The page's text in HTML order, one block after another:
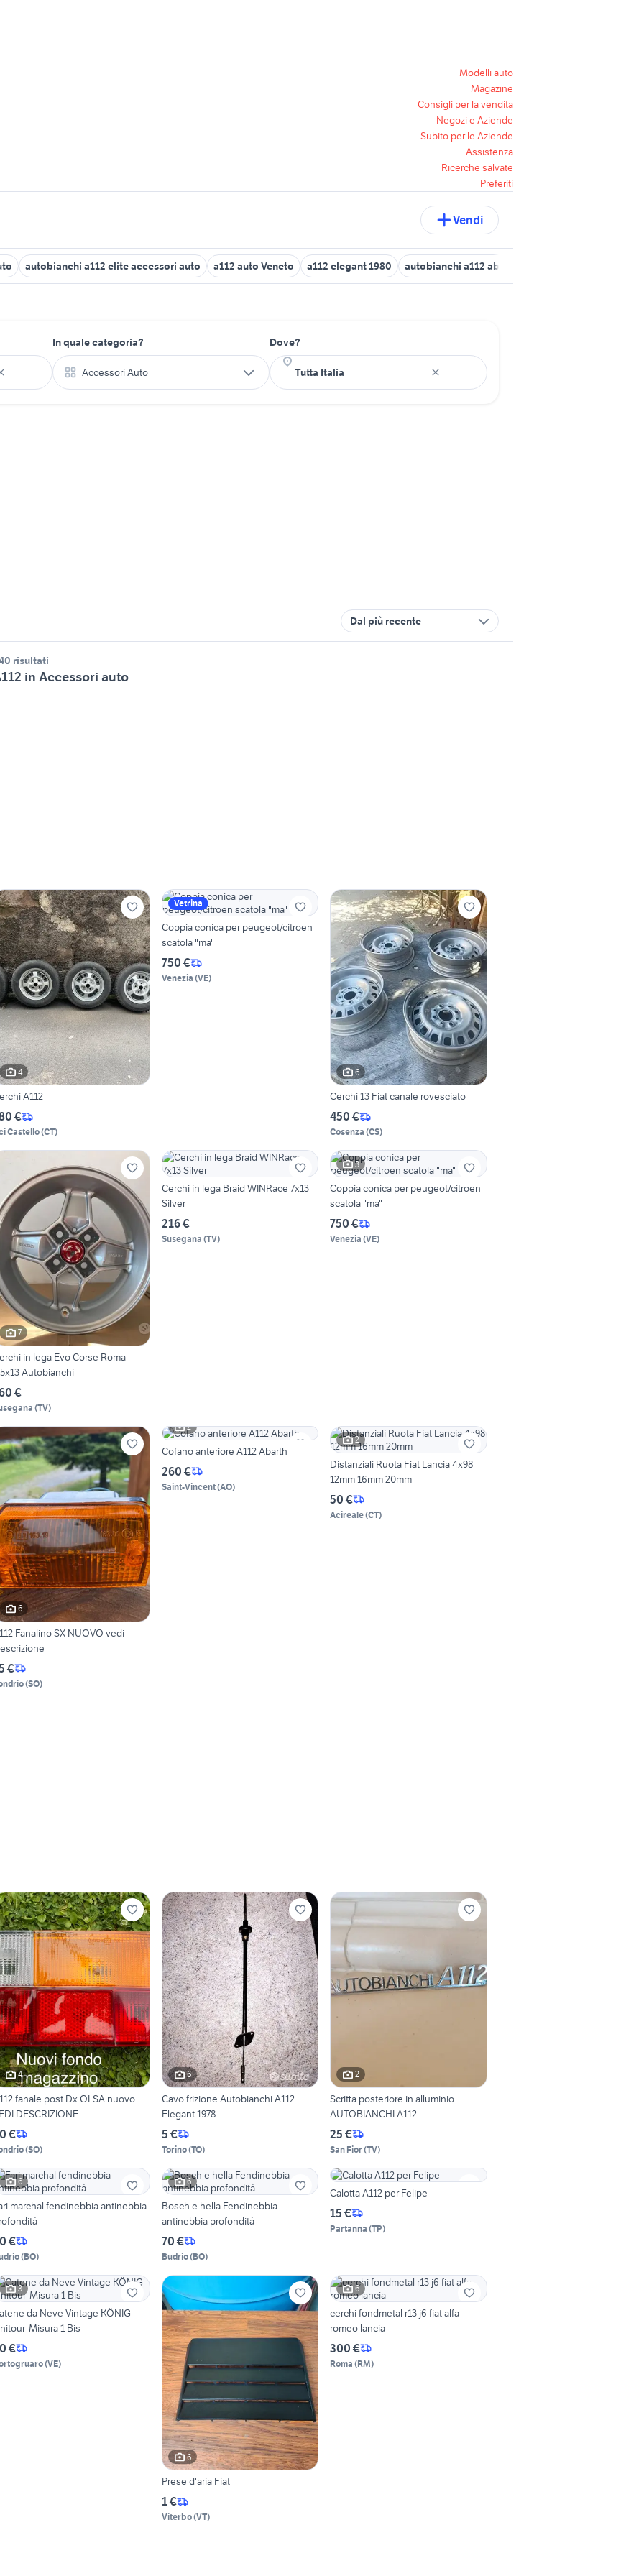
Modelli auto
Magazine
Consigli per la vendita
Negozi e Aziende
Subito per le Aziende
Assistenza
Ricerche salvate
Preferiti
Vendi
autobianchi a112 elite accessori auto a112 auto Veneto a112 elegant 1980 autobianchi a112 abarth 70 hp auto
In quale categoria?
Accessori Auto
Dove?
Dal più recente
risultati
in Accessori auto
4
A112
€
Castello(CT)
Vetrina
Coppia conica per peugeot/citroen
scatola "ma"
750 €
Venezia (VE)
6
Cerchi 13 Fiat canale rovesciato
450 €
Cosenza (CS)
7
in lega Evo Corse Roma
Autobianchi
€
(TV)
Cerchi in lega Braid WINRace 7x13
Silver
216 €
Susegana (TV)
3
Coppia conica per peugeot/citroen
scatola "ma"
750 €
Venezia (VE)
6
Fanalino SX NUOVO vedi
€
(SO)
2
Cofano anteriore A112 Abarth
260 €
Saint-Vincent(AO)
2
Distanziali Ruota Fiat Lancia 4x98
12mm 16mm 20mm
50 €
Acireale(CT)
4
fanale post Dx OLSA nuovo
DESCRIZIONE
€
(SO)
6
Cavo frizione Autobianchi A112
Elegant 1978
5 €
Torino(TO)
2
Scritta posteriore in alluminio
AUTOBIANCHI A112
25 €
San Fior(TV)
6
marchal fendinebbia antinebbia
€
(BO)
6
Bosch e hella Fendinebbia
antinebbia profondità
70 €
Budrio(BO)
Calotta A112 per Felipe
15 €
Partanna (TP)
3
da Neve Vintage KÖNIG
Misura 1 Bis
€
(VE)
6
Prese d'aria Fiat
1 €
Viterbo(VT)
6
cerchi fondmetal r13 j6 fiat alfa
romeo lancia
300 €
Roma (RM)